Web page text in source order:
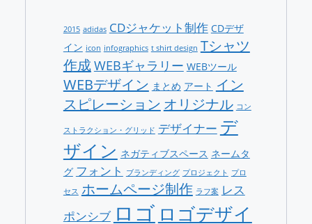
2015 adidas CDジャケット制作 CDデザ
イン icon infographics t shirt design Tシャツ
作成WEBギャラリー WEBツール
WEBデザイン まとめ アート イン
スピレーション オリジナル コン
ストラクション・グリッド デザイナー デ
ザイン ネガティブスペース ネームタ
グ フォント ブランディング プロジェクト プロ
セス ホームページ制作 ラフ案 レス
ポンシブ ロゴ ロゴデザイ